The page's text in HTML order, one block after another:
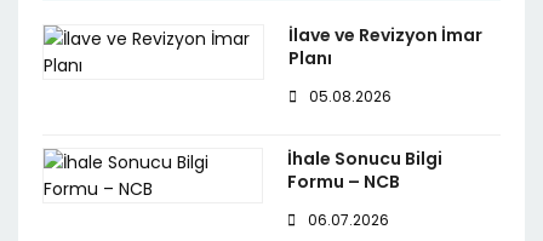
İlave ve Revizyon İmar
Planı
05.08.2026
İhale Sonucu Bilgi
Formu – NCB
06.07.2026